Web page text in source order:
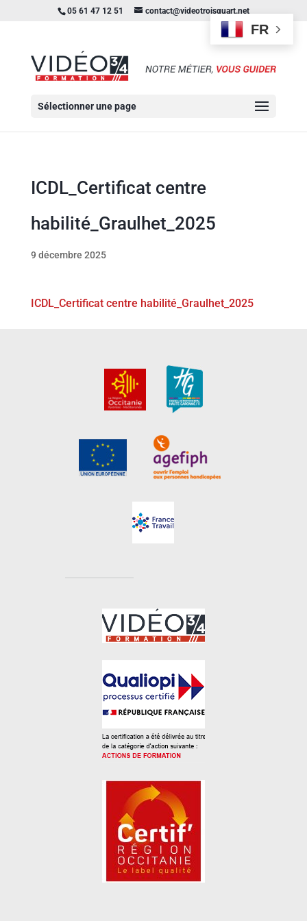
05 61 47 12 51 contact@videotroisquart.net
Sélectionner une page
ICDL_Certificat centre
habilité_Graulhet_2025
9 décembre 2025
ICDL_Certificat centre habilité_Graulhet_2025
FR